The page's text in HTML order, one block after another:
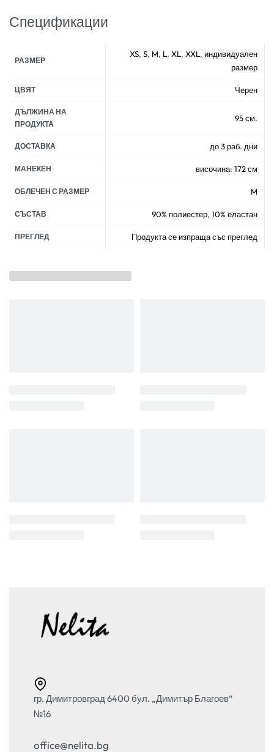
Спецификации
РАЗМЕР
XS, S, M, L, XL, XXL, индивидуален
размер
ЦВЯТ Черен
ДЪЛЖИНА НА
ПРОДУКТА
95 см.
ДОСТАВКА до 3 раб. дни
МАНЕКЕН височина: 172 см
ОБЛЕЧЕН С РАЗМЕР M
СЪСТАВ 90% полиестер, 10% еластан
ПРЕГЛЕД Продукта се изпраща със преглед
гр. Димитровград 6400 бул. „Димитър Благоев“
№16
office@nelita.bg